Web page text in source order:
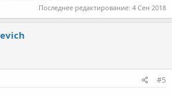
Последнее редактирование: 4 Сен 2018
#5